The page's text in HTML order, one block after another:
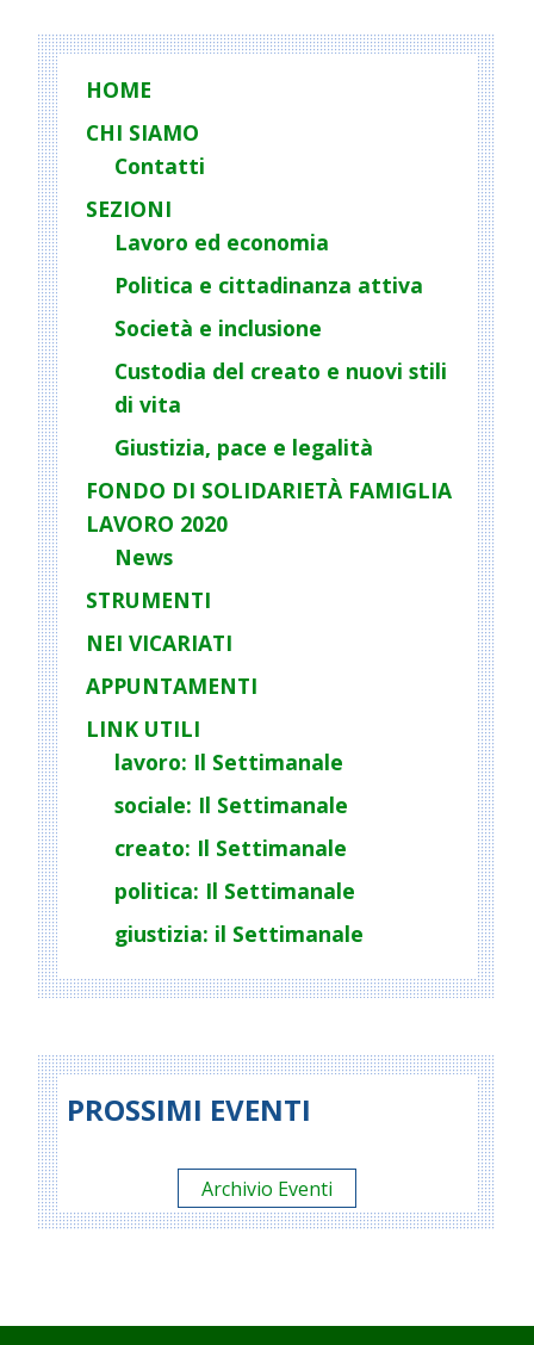
HOME
CHI SIAMO
Contatti
SEZIONI
Lavoro ed economia
Politica e cittadinanza attiva
Società e inclusione
Custodia del creato e nuovi stili
di vita
Giustizia, pace e legalità
FONDO DI SOLIDARIETÀ FAMIGLIA
LAVORO 2020
News
STRUMENTI
NEI VICARIATI
APPUNTAMENTI
LINK UTILI
lavoro: Il Settimanale
sociale: Il Settimanale
creato: Il Settimanale
politica: Il Settimanale
giustizia: il Settimanale
PROSSIMI EVENTI
Archivio Eventi